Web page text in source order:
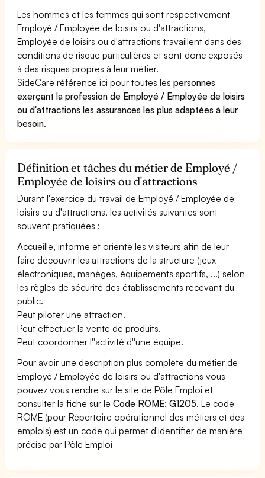
Les hommes et les femmes qui sont respectivement
Employé / Employée de loisirs ou d'attractions,
Employée de loisirs ou d'attractions travaillent dans des
conditions de risque particulières et sont donc exposés
à des risques propres à leur métier.
SideCare référence ici pour toutes lespersonnes
exerçant la profession de Employé / Employée de loisirs
ou d'attractions les assurances les plus adaptées à leur
besoin.
Définition et tâches du métier de Employé /
Employée de loisirs ou d'attractions
Durant l'exercice du travail de Employé / Employée de
loisirs ou d'attractions, les activités suivantes sont
souvent pratiquées :
Accueille, informe et oriente les visiteurs afin de leur
faire découvrir les attractions de la structure (jeux
électroniques, manèges, équipements sportifs, ...) selon
les règles de sécurité des établissements recevant du
public.
Peut piloter une attraction.
Peut effectuer la vente de produits.
Peut coordonner l''activité d''une équipe.
Pour avoir une description plus complète du métier de
Employé / Employée de loisirs ou d'attractions vous
pouvez vous rendre sur le site de Pôle Emploi et
consulter la fiche sur leCode ROME: G1205. Le code
ROME (pour Répertoire opérationnel des métiers et des
emplois) est un code qui permet d'identifier de manière
précise par Pôle Emploi